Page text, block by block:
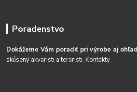
Poradenstvo
Dokážeme Vám poradiť pri výrobe aj
skúsený akvaristi a teraristi.Kontakty